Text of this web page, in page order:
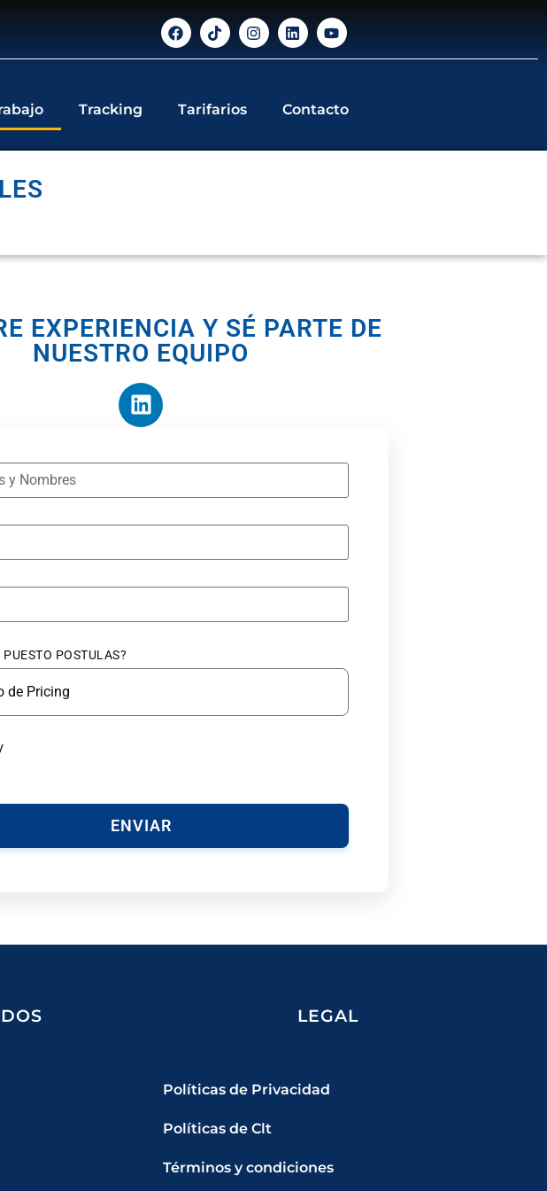
Tracking Tarifarios Contacto
EXPERIENCIA Y SÉ PARTE DE
NUESTRO EQUIPO
PUESTO POSTULAS?
ENVIAR
LEGAL
Políticas de Privacidad
Políticas de Clt
Términos y condiciones